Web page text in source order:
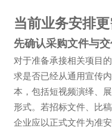
当前业务安排
先确认采购文件与
对于准备承接相关项目
求是否已经从通用宣传
本，包括短视频演绎、
形式。若招标文件、比
企业应以正式文件为准安